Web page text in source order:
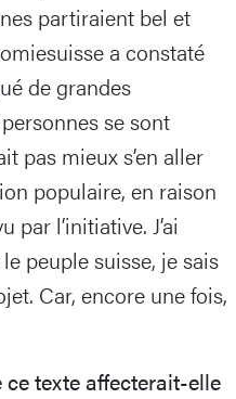
partiraient bel et
a constaté
de grandes
se sont
pas mieux s’en aller
populaire, en raison
l’initiative. J’ai
peuple suisse, je sais
Car, encore une fois,
ce texte affecterait-elle